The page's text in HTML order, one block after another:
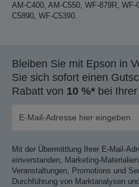
AM-C400, AM-C550, WF-879R,
C5890, WF-C5390.
Bleiben Sie mit Epson in
Sie sich sofort einen
Rabatt von 10 %* bei
Mit der Übermittlung Ihrer E-Mail-
einverstanden, Marketing-
Veranstaltungen, Promotions und
Durchführung von Marktanalysen